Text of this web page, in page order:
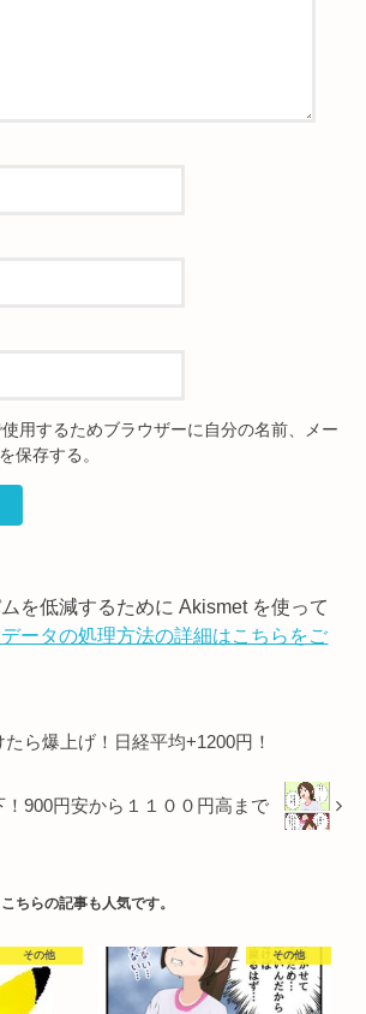
用するためブラウザーに自分の名前、メー
保存する。
を低減するために Akismet を使って
ータの処理方法の詳細はこちらをご
たら爆上げ！日経平均+1200円！
！900円安から１１００円高まで
こちらの記事も人気です。
その他 その他